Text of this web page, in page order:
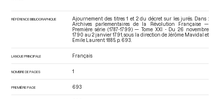
RÉFÉRENCE BIBLIOGRAPHIQUE
Ajournement des titres 1 et 2 du décret sur les jurés. Dans :
Archives parlementaires de la Révolution Française —
Première série (1787-1799) — Tome XXI - Du 26 novembre
1790 au 2 janvier 1791 , sous la direction de Jérôme Mavidal et
Emile Laurent. 1885. p. 693.
LANGUE PRINCIPALE Français
NOMBRE DE PAGES 1
PREMIÈRE PAGE 693